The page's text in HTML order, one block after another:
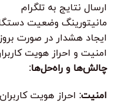
ارسال نتایج به تلگرام
مانیتورینگ وضعیت
ایجاد هشدار در صورت
امنیت و احراز هویت
چالش‌ها و راه‌حل‌ها:
امنیت: احراز هویت